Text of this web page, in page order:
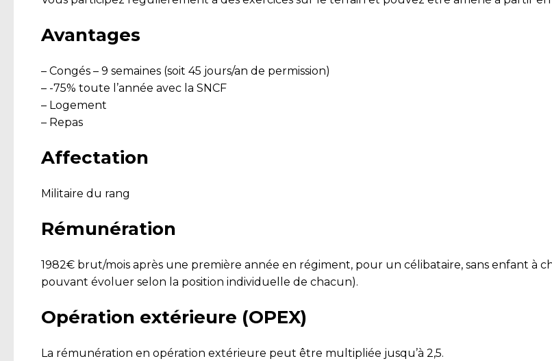
Avantages
– Congés – 9 semaines (soit 45 jours/an de permission)
– -75% toute l’année avec la SNCF
– Logement
– Repas
Affectation
Militaire du rang
Rémunération
1982€ brut/mois après une première année en régiment, pour un célibataire, sans enfant à
pouvant évoluer selon la position individuelle de chacun).
Opération extérieure (OPEX)
La rémunération en opération extérieure peut être multipliée jusqu’à 2,5.